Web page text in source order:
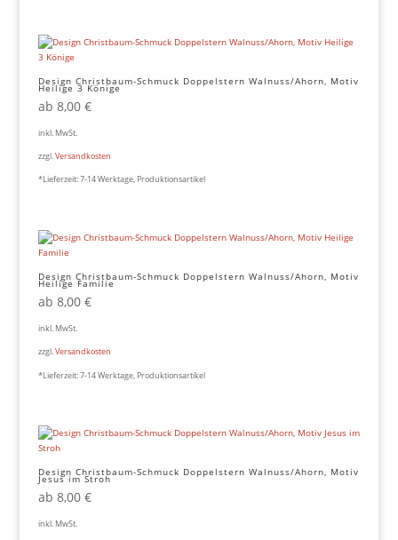
Design Christbaum-Schmuck Doppelstern Walnuss/Ahorn, Motiv
Heilige 3 Könige
ab 8,00 €
inkl. MwSt.
zzgl.Versandkosten
*Lieferzeit:7-14 Werktage, Produktionsartikel
Design Christbaum-Schmuck Doppelstern Walnuss/Ahorn, Motiv
Heilige Familie
ab 8,00 €
inkl. MwSt.
zzgl.Versandkosten
*Lieferzeit:7-14 Werktage, Produktionsartikel
Design Christbaum-Schmuck Doppelstern Walnuss/Ahorn, Motiv
Jesus im Stroh
ab 8,00 €
inkl. MwSt.